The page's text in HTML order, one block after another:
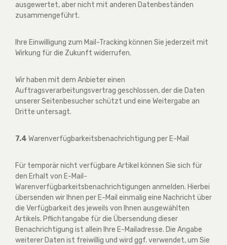
ausgewertet, aber nicht mit anderen Datenbeständen
zusammengeführt.
Ihre Einwilligung zum Mail-Tracking können Sie jederzeit mit
Wirkung für die Zukunft widerrufen.
Wir haben mit dem Anbieter einen
Auftragsverarbeitungsvertrag geschlossen, der die Daten
unserer Seitenbesucher schützt und eine Weitergabe an
Dritte untersagt.
7.4 Warenverfügbarkeitsbenachrichtigung per E-Mail
Für temporär nicht verfügbare Artikel können Sie sich für
den Erhalt von E-Mail-
Warenverfügbarkeitsbenachrichtigungen anmelden. Hierbei
übersenden wir Ihnen per E-Mail einmalig eine Nachricht über
die Verfügbarkeit des jeweils von Ihnen ausgewählten
Artikels. Pflichtangabe für die Übersendung dieser
Benachrichtigung ist allein Ihre E-Mailadresse. Die Angabe
weiterer Daten ist freiwillig und wird ggf. verwendet, um Sie